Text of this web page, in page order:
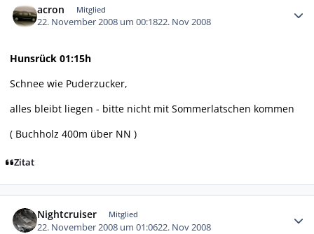
acron Mitglied
22. November 2008 um 00:1822. Nov 2008
Hunsrück 01:15h
Schnee wie Puderzucker,
alles bleibt liegen - bitte nicht mit Sommerlatschen kommen
( Buchholz 400m über NN )
Zitat
Nightcruiser Mitglied
22. November 2008 um 01:0622. Nov 2008